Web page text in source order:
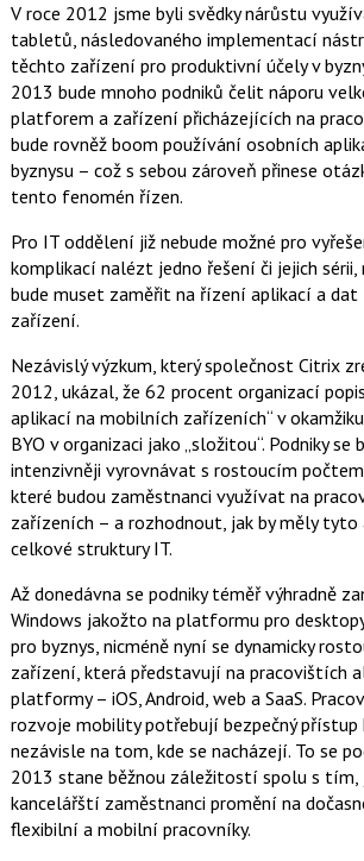
V roce 2012 jsme byli svědky nárůstu
tabletů, následovaného implementací
těchto zařízení pro produktivní účely v
2013 bude mnoho podniků čelit náporu
platforem a zařízení přicházejících na
bude rovněž boom používání osobních
byznysu – což s sebou zároveň přinese
tento fenomén řízen.
Pro IT oddělení již nebude možné pro
komplikací nalézt jedno řešení či jejich
bude muset zaměřit na řízení aplikací a dat
zařízení.
Nezávislý výzkum, který společnost Citrix
2012, ukázal, že 62 procent organizací
aplikací na mobilních zařízeních“ v
BYO v organizaci jako „složitou“. Podniky
intenzivněji vyrovnávat s rostoucím
které budou zaměstnanci využívat na
zařízeních – a rozhodnout, jak by měly tyto
celkové struktury IT.
Až donedávna se podniky téměř výhradně
Windows jakožto na platformu pro
pro byznys, nicméně nyní se dynamicky
zařízení, která představují na pracovištích
platformy – iOS, Android, web a SaaS.
rozvoje mobility potřebují bezpečný přístup
nezávisle na tom, kde se nacházejí. To se
2013 stane běžnou záležitostí spolu s tím,
kancelářští zaměstnanci promění na
flexibilní a mobilní pracovníky.